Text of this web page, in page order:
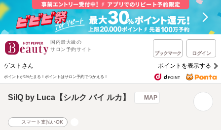
国内最大級の
サロン予約サイト
ブックマーク ログイン
ゲストさん ポイントを表示する
ポイントが1%たまる！ ポイントはサロン予約でつかえる！
SilQ by Luca【シルク バイ ルカ】 MAP
スマート支払いOK